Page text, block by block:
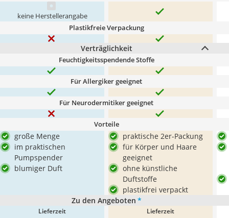
keine Herstellerangabe
Plastikfreie Verpackung
Verträglichkeit
Feuchtigkeitsspendende Stoffe
Für Allergiker geeignet
Für Neurodermitiker geeignet
Vorteile
große Menge
im praktischen
Pumpspender
blumiger Duft
praktische 2er-Packung
für Körper und Haare
geeignet
ohne künstliche
Duftstoffe
plastikfrei verpackt
Zu den Angeboten *
Lieferzeit Lieferzeit